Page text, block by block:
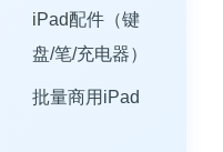
iPad配件（键
盘/笔/充电器）
批量商用iPad